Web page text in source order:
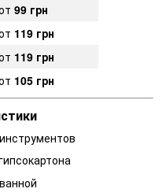
99 грн
119 грн
119 грн
105 грн